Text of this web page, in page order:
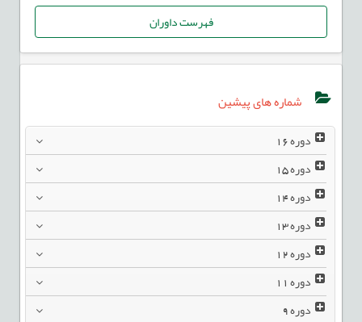
فهرست داوران
شماره های پیشین
دوره16
دوره15
دوره14
دوره13
دوره12
دوره11
دوره9